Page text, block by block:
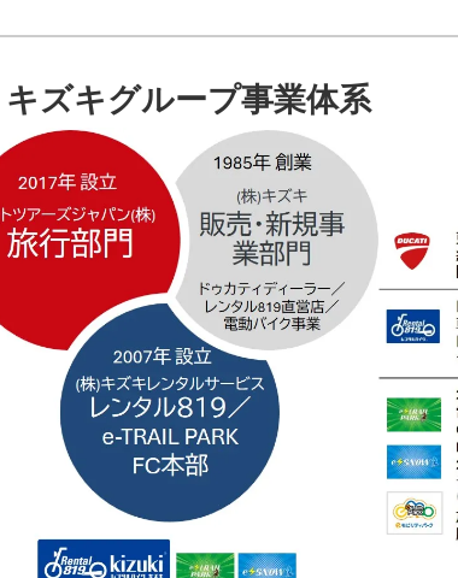
キズキグループ事業体系